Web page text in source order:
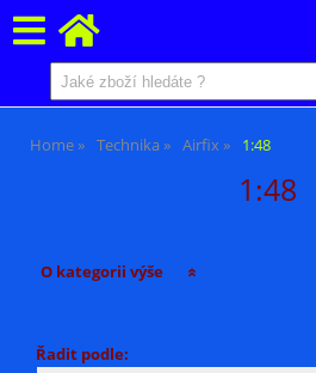
Home Technika Airfix 1:48
1:48
O kategorii výše
Řadit podle: